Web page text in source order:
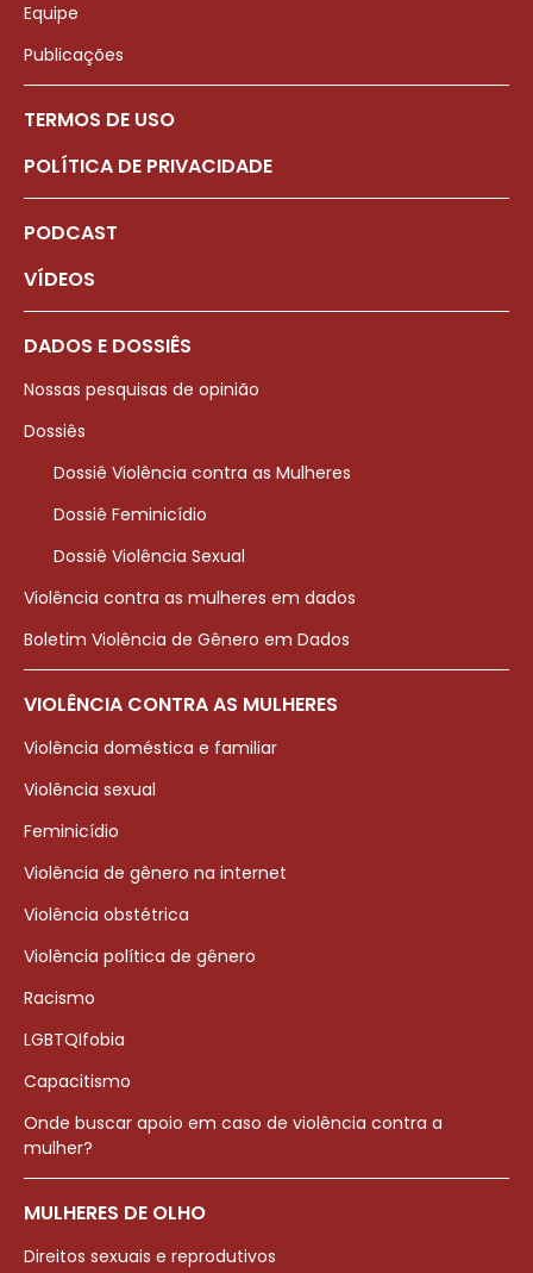
Equipe
Publicações
TERMOS DE USO
POLÍTICA DE PRIVACIDADE
PODCAST
VÍDEOS
DADOS E DOSSIÊS
Nossas pesquisas de opinião
Dossiês
Dossiê Violência contra as Mulheres
Dossiê Feminicídio
Dossiê Violência Sexual
Violência contra as mulheres em dados
Boletim Violência de Gênero em Dados
VIOLÊNCIA CONTRA AS MULHERES
Violência doméstica e familiar
Violência sexual
Feminicídio
Violência de gênero na internet
Violência obstétrica
Violência política de gênero
Racismo
LGBTQIfobia
Capacitismo
Onde buscar apoio em caso de violência contra a
mulher?
MULHERES DE OLHO
Direitos sexuais e reprodutivos